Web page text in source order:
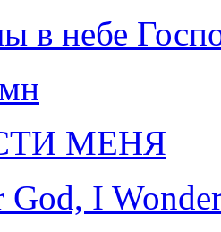
в небе
МЕНЯ
God, I